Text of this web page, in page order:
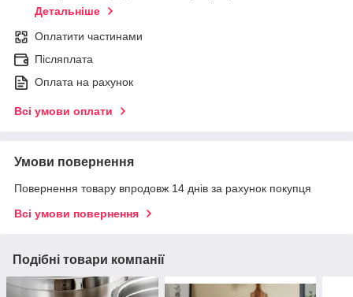
Детальніше
Оплатити частинами
Післяплата
Оплата на рахунок
Всі умови оплати
Умови повернення
Повернення товару впродовж 14 днів за рахунок покупця
Всі умови повернення
Подібні товари компанії